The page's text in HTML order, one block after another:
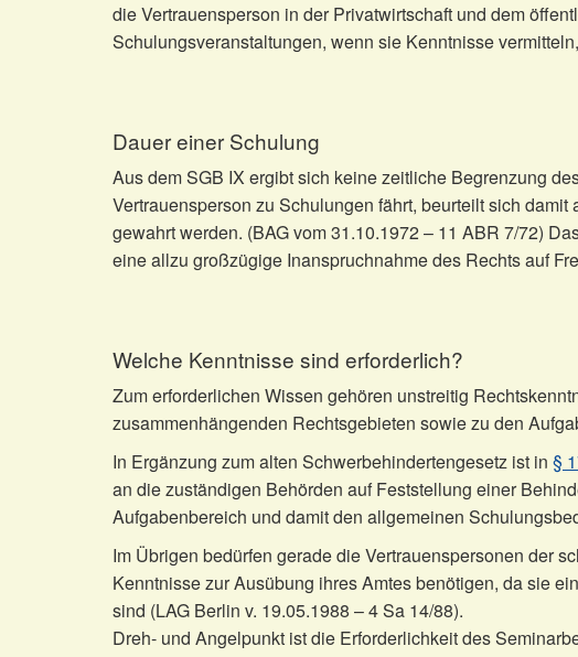
die Vertrauensperson in der Privatwirtschaft und dem
Schulungsveranstaltungen, wenn sie Kenntnisse
Dauer einer Schulung
Aus dem SGB IX ergibt sich keine zeitliche Begrenzung
Vertrauensperson zu Schulungen fährt, beurteilt sich
gewahrt werden. (BAG vom 31.10.1972 – 11 ABR 7/72)
eine allzu großzügige Inanspruchnahme des Rechts auf
Welche Kenntnisse sind erforderlich?
Zum erforderlichen Wissen gehören unstreitig
zusammenhängenden Rechtsgebieten sowie zu den
In Ergänzung zum alten Schwerbehindertengesetz ist in §
an die zuständigen Behörden auf Feststellung einer
Aufgabenbereich und damit den allgemeinen
Im Übrigen bedürfen gerade die Vertrauenspersonen der
Kenntnisse zur Ausübung ihres Amtes benötigen, da sie
sind (LAG Berlin v. 19.05.1988 – 4 Sa 14/88).
Dreh- und Angelpunkt ist die Erforderlichkeit des